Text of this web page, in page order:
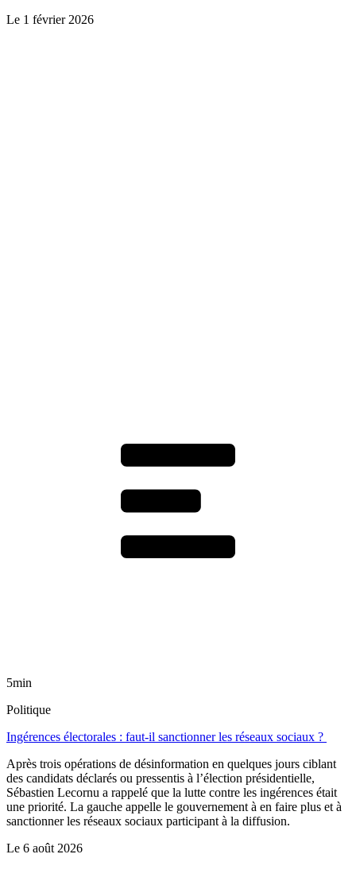
Le 1 février 2026
5min
Politique
Ingérences électorales : faut-il sanctionner les réseaux sociaux ?
Après trois opérations de désinformation en quelques jours ciblant
des candidats déclarés ou pressentis à l’élection présidentielle,
Sébastien Lecornu a rappelé que la lutte contre les ingérences était
une priorité. La gauche appelle le gouvernement à en faire plus et à
sanctionner les réseaux sociaux participant à la diffusion.
Le 6 août 2026